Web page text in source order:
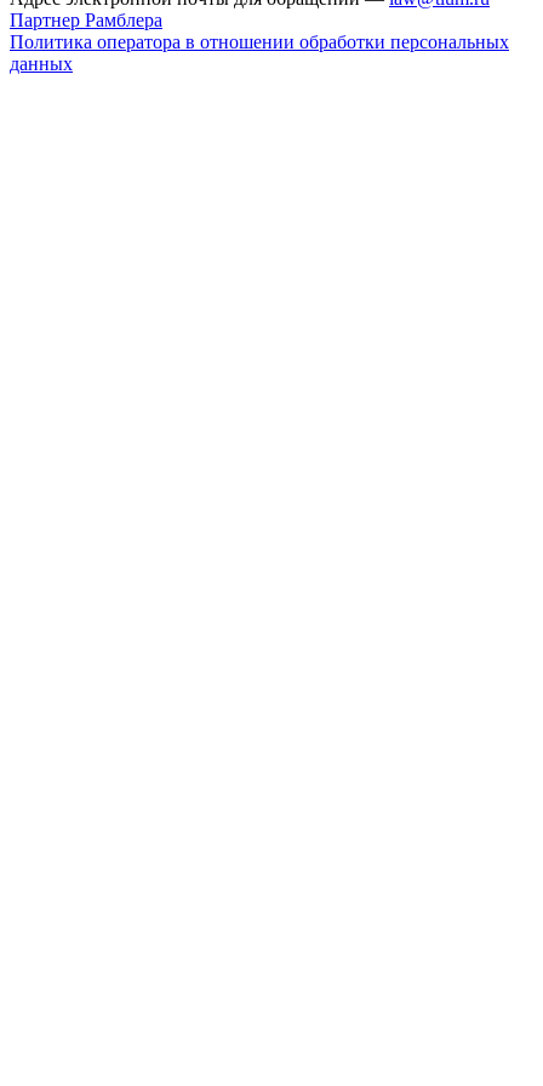
Партнер Рамблера
Политика оператора в отношении обработки персональных
данных